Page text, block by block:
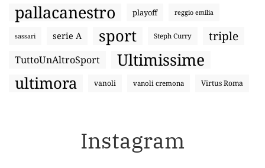
pallacanestro playoff reggio emilia
sassari serie A sport Steph Curry triple
TuttoUnAltroSport Ultimissime
ultimora vanoli vanoli cremona Virtus Roma
Instagram